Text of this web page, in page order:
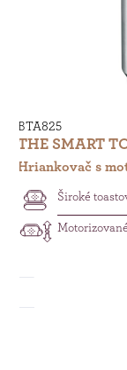
BTA825
THE SMART
Hriankovač s
Široké